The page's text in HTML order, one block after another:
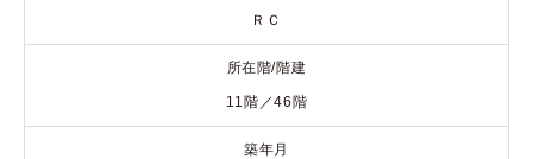
ＲＣ
所在階/階建
11階／46階
築年月